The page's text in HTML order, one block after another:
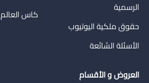
الرسمية
حقوق ملكية اليوتيوب
الأسئلة الشائعة
كاس العالم
العروض و الأقسام